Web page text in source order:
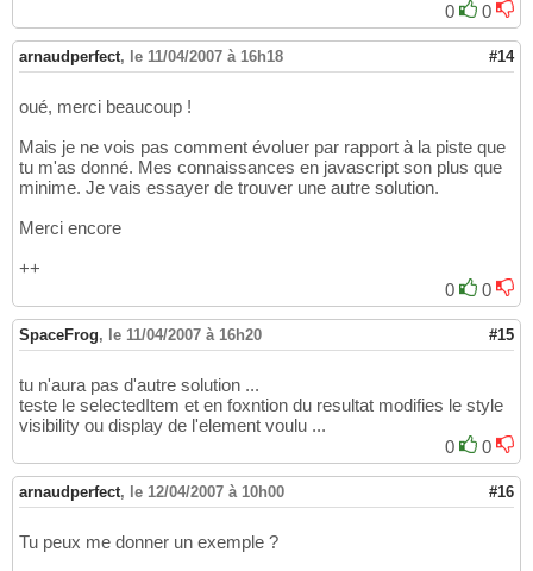
0 0
arnaudperfect, le 11/04/2007 à 16h18 #14
oué, merci beaucoup !
Mais je ne vois pas comment évoluer par rapport à la piste que
tu m'as donné. Mes connaissances en javascript son plus que
minime. Je vais essayer de trouver une autre solution.
Merci encore
++
0
0
SpaceFrog, le 11/04/2007 à 16h20 #15
tu n'aura pas d'autre solution ...
teste le selectedItem et en foxntion du resultat modifies le style
visibility ou display de l'element voulu ...
0
0
arnaudperfect, le 12/04/2007 à 10h00 #16
Tu peux me donner un exemple ?